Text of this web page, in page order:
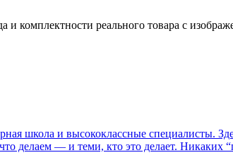
комплектности реального товара с
школа и высококлассные специалисты.
делаем — и теми, кто это делает. Никаких